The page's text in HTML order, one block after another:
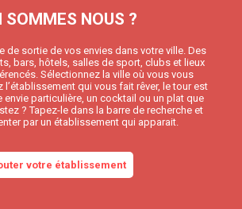
SOMMES NOUS ?
de sortie de vos envies dans votre ville. Des
bars, hôtels, salles de sport, clubs et lieux
Sélectionnez la ville où vous vous
qui vous fait rêver, le tour est
envie particulière, un cocktail ou un plat que
? Tapez-le dans la barre de recherche et
par un établissement qui apparait.
votre établissement